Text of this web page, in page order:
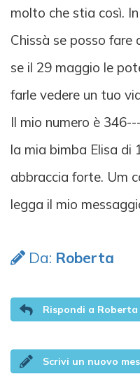
molto che stia così.
Chissà se posso fare
se il 29 maggio le
farle vedere un tuo
Il mio numero è
la mia bimba Elisa
abbraccia forte. Um
legga il mio
Da: Roberta
Rispondi a Roberta
Scrivi un nuovo